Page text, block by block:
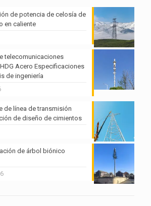
de potencia de celosía de
en caliente
telecomunicaciones
Acero Especificaciones
de ingeniería
de línea de transmisión
de diseño de cimientos
de árbol biónico